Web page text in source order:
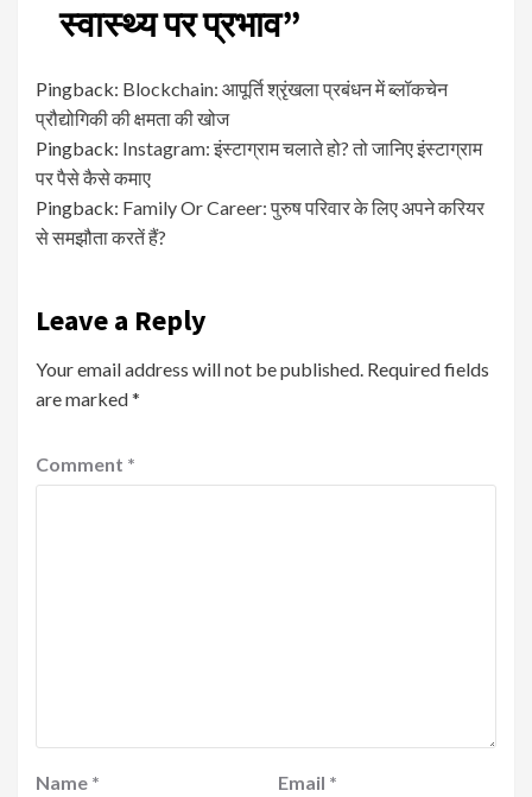
स्वास्थ्य पर प्रभाव”
Pingback: Blockchain: आपूर्ति श्रृंखला प्रबंधन में ब्लॉकचेन
प्रौद्योगिकी की क्षमता की खोज
Pingback: Instagram: इंस्टाग्राम चलाते हो? तो जानिए इंस्टाग्राम
पर पैसे कैसे कमाए
Pingback: Family Or Career: पुरुष परिवार के लिए अपने करियर
से समझौता करतें हैं?
Leave a Reply
Your email address will not be published. Required fields
are marked*
Comment *
Name * Email *